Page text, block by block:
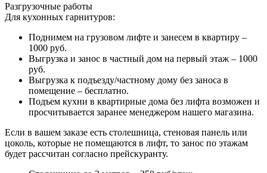
Разгрузочные работы
Для кухонных гарнитуров:
Поднимем на грузовом лифте и занесем в квартиру –
1000 руб.
Выгрузка и занос в частный дом на первый этаж – 1000
руб.
Выгрузка к подъезду/частному дому без заноса в
помещение – бесплатно.
Подъем кухни в квартирные дома без лифта возможен и
просчитывается заранее менеджером нашего магазина.
Если в вашем заказе есть столешница, стеновая панель или
цоколь, которые не помещаются в лифт, то занос по этажам
будет рассчитан согласно прейскуранту.